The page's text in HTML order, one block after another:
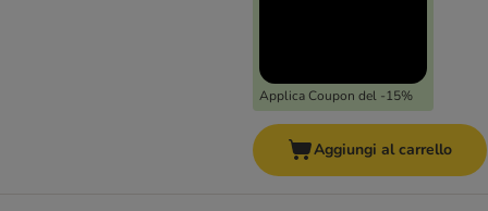
Applica Coupon del -15%
Aggiungi al carrello